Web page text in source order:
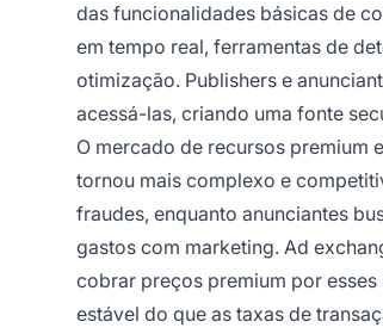
das funcionalidades básicas de
em tempo real, ferramentas de
otimização. Publishers e
acessá-las, criando uma fonte
O mercado de recursos premium
tornou mais complexo e
fraudes, enquanto anunciantes
gastos com marketing. Ad
cobrar preços premium por
estável do que as taxas de